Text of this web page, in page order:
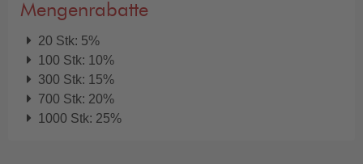
Mengenrabatte
20 Stk: 5%
100 Stk: 10%
300 Stk: 15%
700 Stk: 20%
1000 Stk: 25%